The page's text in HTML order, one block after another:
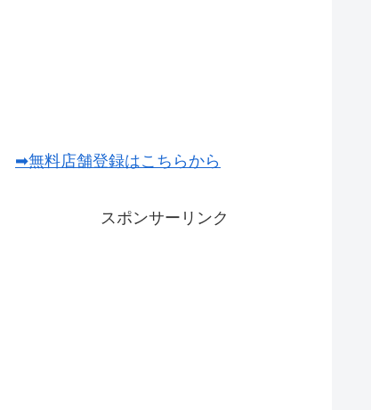
➡無料店舗登録はこちらから
スポンサーリンク